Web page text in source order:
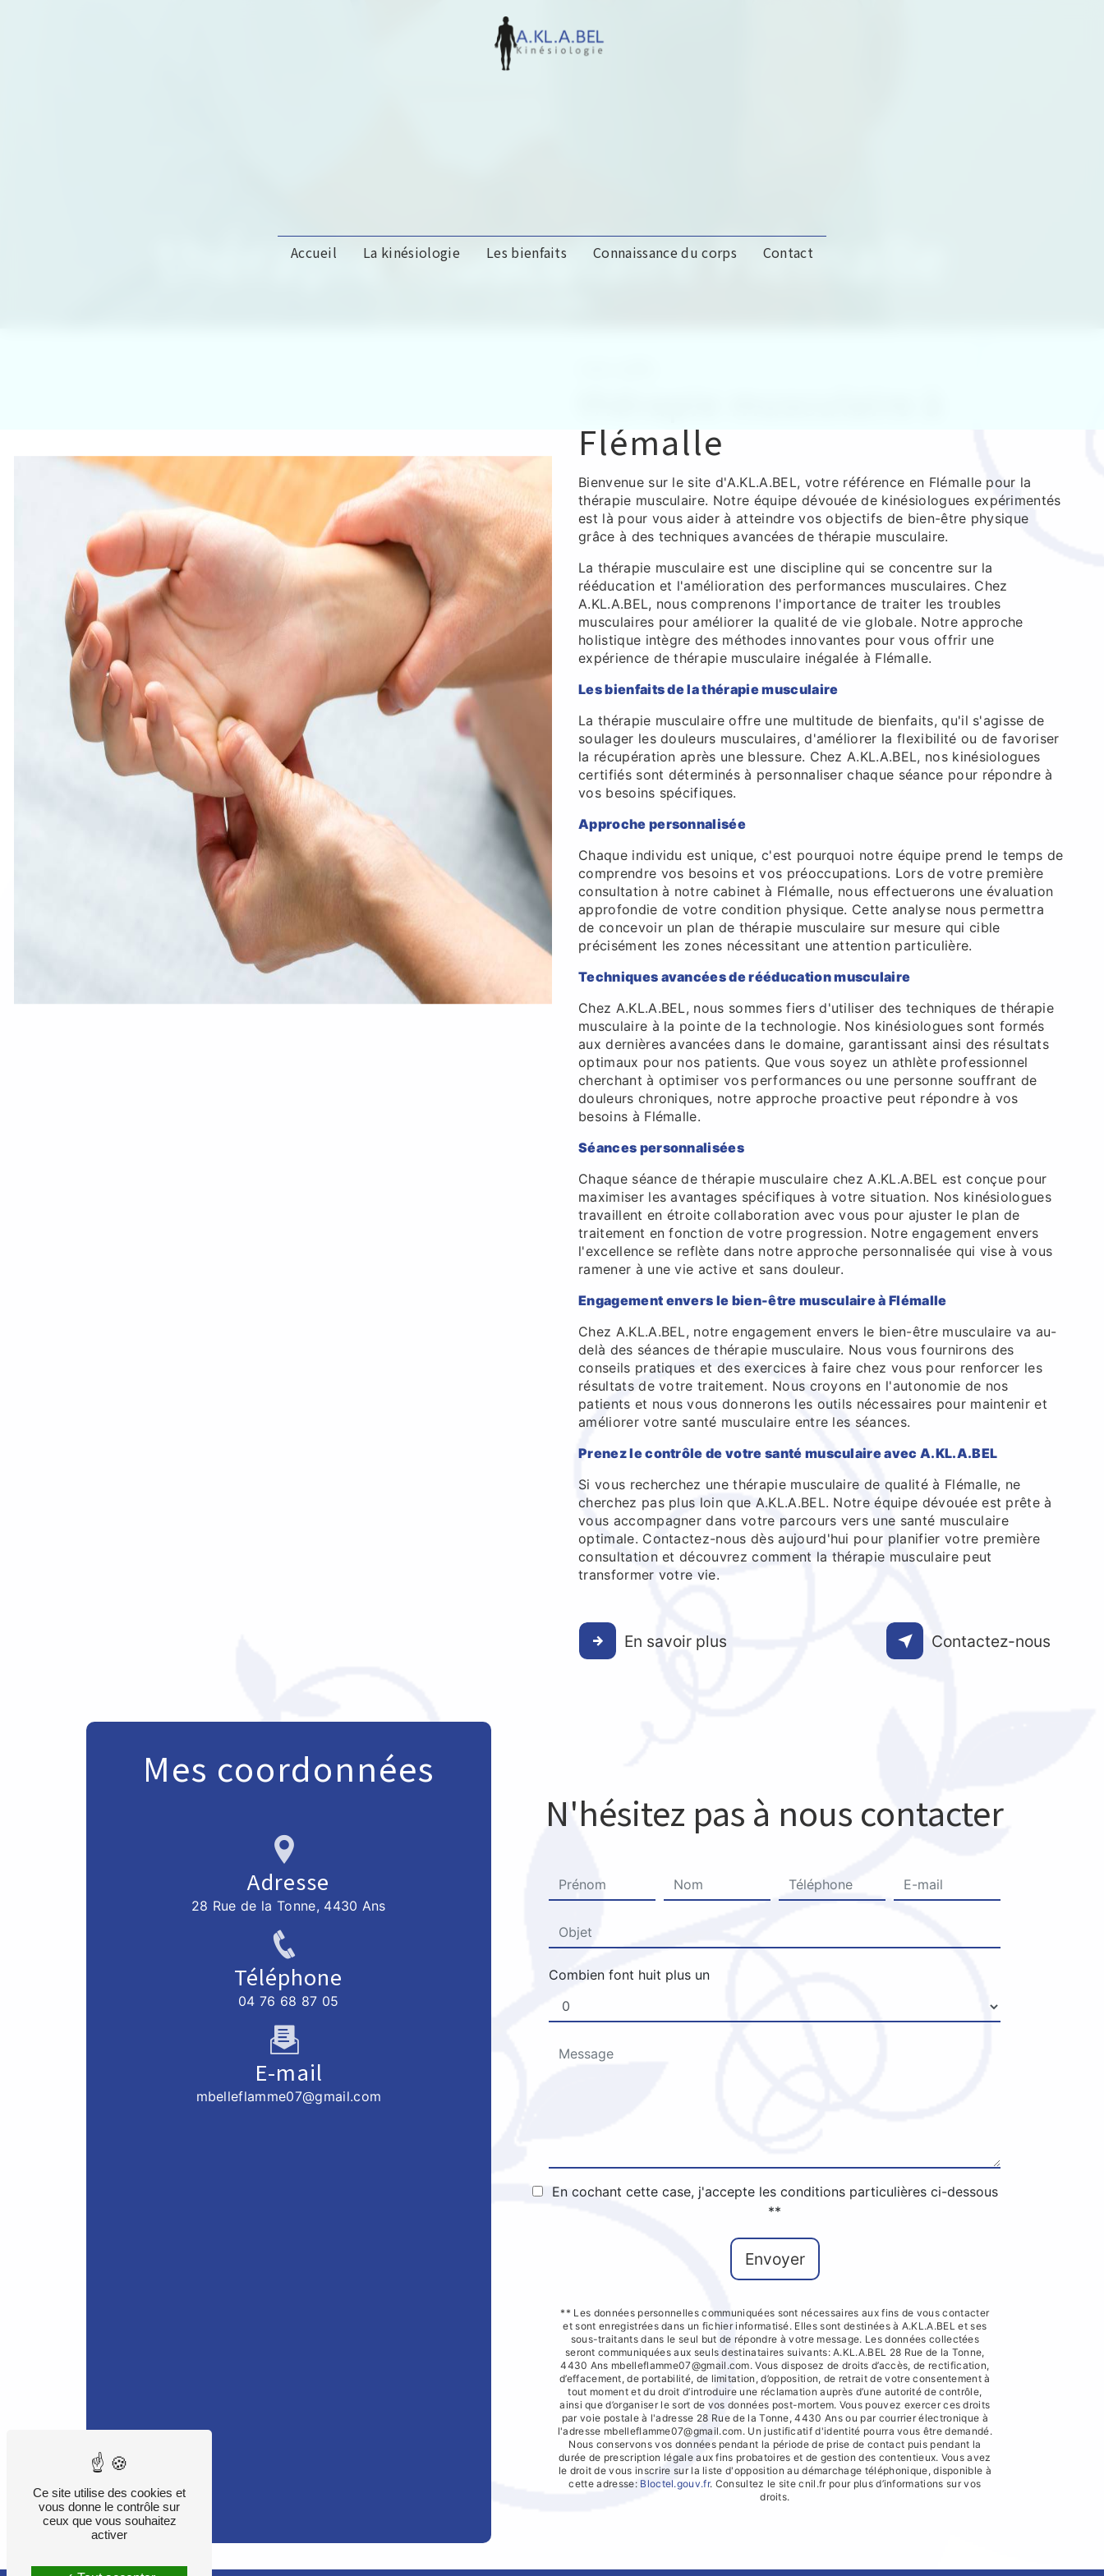
Accueil La kinésiologie Les bienfaits Connaissance du corps Contact
thérapie musculaire Flémalle
Flémalle
Bienvenue sur le site d'A.KL.A.BEL, votre référence en Flémalle pour la
thérapie musculaire. Notre équipe dévouée de kinésiologues expérimentés
est là pour vous aider à atteindre vos objectifs de bien-être physique
grâce à des techniques avancées de thérapie musculaire.
La thérapie musculaire est une discipline qui se concentre sur la
rééducation et l'amélioration des performances musculaires. Chez
A.KL.A.BEL, nous comprenons l'importance de traiter les troubles
musculaires pour améliorer la qualité de vie globale. Notre approche
holistique intègre des méthodes innovantes pour vous offrir une
expérience de thérapie musculaire inégalée à Flémalle.
Les bienfaits de la thérapie musculaire
La thérapie musculaire offre une multitude de bienfaits, qu'il s'agisse de
soulager les douleurs musculaires, d'améliorer la flexibilité ou de favoriser
la récupération après une blessure. Chez A.KL.A.BEL, nos kinésiologues
certifiés sont déterminés à personnaliser chaque séance pour répondre à
vos besoins spécifiques.
Approche personnalisée
Chaque individu est unique, c'est pourquoi notre équipe prend le temps de
comprendre vos besoins et vos préoccupations. Lors de votre première
consultation à notre cabinet à Flémalle, nous effectuerons une évaluation
approfondie de votre condition physique. Cette analyse nous permettra
de concevoir un plan de thérapie musculaire sur mesure qui cible
précisément les zones nécessitant une attention particulière.
Techniques avancées de rééducation musculaire
Chez A.KL.A.BEL, nous sommes fiers d'utiliser des techniques de thérapie
musculaire à la pointe de la technologie. Nos kinésiologues sont formés
aux dernières avancées dans le domaine, garantissant ainsi des résultats
optimaux pour nos patients. Que vous soyez un athlète professionnel
cherchant à optimiser vos performances ou une personne souffrant de
douleurs chroniques, notre approche proactive peut répondre à vos
besoins à Flémalle.
Séances personnalisées
Chaque séance de thérapie musculaire chez A.KL.A.BEL est conçue pour
maximiser les avantages spécifiques à votre situation. Nos kinésiologues
travaillent en étroite collaboration avec vous pour ajuster le plan de
traitement en fonction de votre progression. Notre engagement envers
l'excellence se reflète dans notre approche personnalisée qui vise à vous
ramener à une vie active et sans douleur.
Engagement envers le bien-être musculaire à Flémalle
Chez A.KL.A.BEL, notre engagement envers le bien-être musculaire va au-
delà des séances de thérapie musculaire. Nous vous fournirons des
conseils pratiques et des exercices à faire chez vous pour renforcer les
résultats de votre traitement. Nous croyons en l'autonomie de nos
patients et nous vous donnerons les outils nécessaires pour maintenir et
améliorer votre santé musculaire entre les séances.
Prenez le contrôle de votre santé musculaire avec A.KL.A.BEL
Si vous recherchez une thérapie musculaire de qualité à Flémalle, ne
cherchez pas plus loin que A.KL.A.BEL. Notre équipe dévouée est prête à
vous accompagner dans votre parcours vers une santé musculaire
optimale. Contactez-nous dès aujourd'hui pour planifier votre première
consultation et découvrez comment la thérapie musculaire peut
transformer votre vie.
En savoir plus Contactez-nous
N'hésitez pas à nous contacter
Combien font huit plus un
En cochant cette case, j'accepte les conditions particulières ci-dessous
**
Envoyer
** Les données personnelles communiquées sont nécessaires aux fins de vous contacter
et sont enregistrées dans un fichier informatisé. Elles sont destinées à A.KL.A.BEL et ses
sous-traitants dans le seul but de répondre à votre message. Les données collectées
seront communiquées aux seuls destinataires suivants: A.KL.A.BEL 28 Rue de la Tonne,
4430 Ans mbelleflamme07@gmail.com. Vous disposez de droits d’accès, de rectification,
d’effacement, de portabilité, de limitation, d’opposition, de retrait de votre consentement à
tout moment et du droit d’introduire une réclamation auprès d’une autorité de contrôle,
ainsi que d’organiser le sort de vos données post-mortem. Vous pouvez exercer ces droits
par voie postale à l'adresse 28 Rue de la Tonne, 4430 Ans ou par courrier électronique à
l'adresse mbelleflamme07@gmail.com. Un justificatif d'identité pourra vous être demandé.
Nous conservons vos données pendant la période de prise de contact puis pendant la
durée de prescription légale aux fins probatoires et de gestion des contentieux. Vous avez
le droit de vous inscrire sur la liste d'opposition au démarchage téléphonique, disponible à
cette adresse: Bloctel.gouv.fr. Consultez le site cnil.fr pour plus d’informations sur vos
droits.
Mes coordonnées
Adresse
28 Rue de la Tonne, 4430 Ans
Téléphone
04 76 68 87 05
E-mail
mbelleflamme07@gmail.com
Ce site utilise des cookies et
vous donne le contrôle sur
ceux que vous souhaitez
activer